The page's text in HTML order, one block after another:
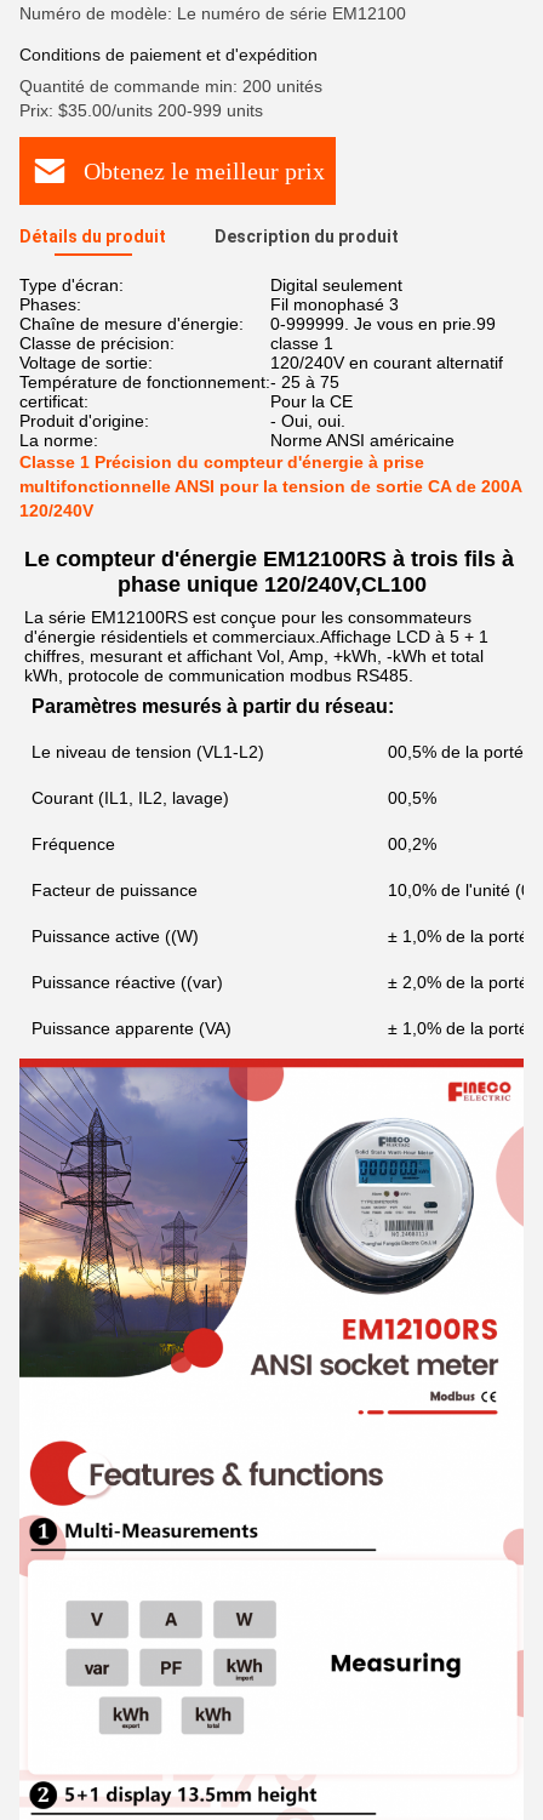
Numéro de modèle: Le numéro de série EM12100
Conditions de paiement et d'expédition
Quantité de commande min: 200 unités
Prix: $35.00/units 200-999 units
Obtenez le meilleur prix
Détails du produit Description du produit
Type d'écran:
Digital seulement
Phases:
Fil monophasé 3
Chaîne de mesure d'énergie:
0-999999. Je vous en prie.99
Classe de précision:
classe 1
Voltage de sortie:
120/240V en courant alternatif
Température de fonctionnement:- 25 à 75
certificat:
Pour la CE
Produit d'origine:
- Oui, oui.
La norme:
Norme ANSI américaine
Classe 1 Précision du compteur d'énergie à prise
multifonctionnelle ANSI pour la tension de sortie CA de 200A
120/240V
Le compteur d'énergie EM12100RS à trois fils à
phase unique 120/240V,CL100
La série EM12100RS est conçue pour les consommateurs
d'énergie résidentiels et commerciaux.Affichage LCD à 5 + 1
chiffres, mesurant et affichant Vol, Amp, +kWh, -kWh et total
kWh, protocole de communication modbus RS485.
Paramètres mesurés à partir du réseau:
Le niveau de tension (VL1-L2) 00,5% de la portée
Courant (IL1, IL2, lavage) 00,5%
Fréquence 00,2%
Facteur de puissance 10,0% de l'unité
Puissance active ((W) ± 1,0% de la portée
Puissance réactive ((var) ± 2,0% de la portée
Puissance apparente (VA) ± 1,0% de la portée